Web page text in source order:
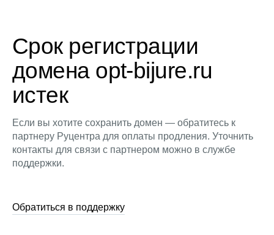
Срок регистрации
домена opt-bijure.ru
истек
Если вы хотите сохранить домен — обратитесь к
партнеру Руцентра для оплаты продления. Уточнить
контакты для связи с партнером можно в службе
поддержки.
Обратиться в поддержку